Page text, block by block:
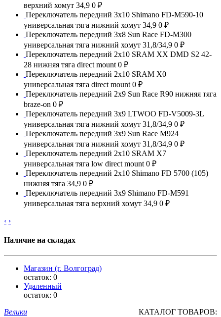
верхний хомут 34,9 0 ₽
Переключатель передний 3x10 Shimano FD-M590-10
универсальная тяга нижний хомут 34,9 0 ₽
Переключатель передний 3x8 Sun Race FD-M300
универсальная тяга нижний хомут 31,8/34,9 0 ₽
Переключатель передний 2x10 SRAM XX DMD S2 42-
28 нижняя тяга direct mount 0 ₽
Переключатель передний 2x10 SRAM X0
универсальная тяга direct mount 0 ₽
Переключатель передний 2x9 Sun Race R90 нижняя тяга
braze-on 0 ₽
Переключатель передний 3x9 LTWOO FD-V5009-3L
универсальная тяга нижний хомут 31,8/34,9 0 ₽
Переключатель передний 3x9 Sun Race M924
универсальная тяга нижний хомут 31,8/34,9 0 ₽
Переключатель передний 2x10 SRAM X7
универсальная тяга low direct mount 0 ₽
Переключатель передний 2x10 Shimano FD 5700 (105)
нижняя тяга 34,9 0 ₽
Переключатель передний 3x9 Shimano FD-M591
универсальная тяга верхний хомут 34,9 0 ₽
‹ ›
Наличие на складах
Магазин (г. Волгоград)
остаток: 0
Удаленный
остаток: 0
Велики
КАТАЛОГ ТОВАРОВ: